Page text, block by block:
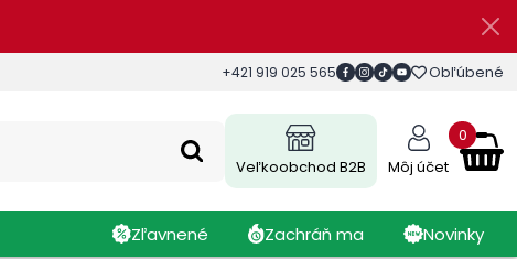
+421 919 025 565 Obľúbené
Veľkoobchod B2B Môj účet
0
Zľavnené Zachráň ma Novinky